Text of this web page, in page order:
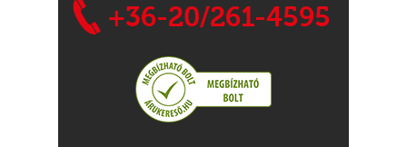
+36-20/261-4595